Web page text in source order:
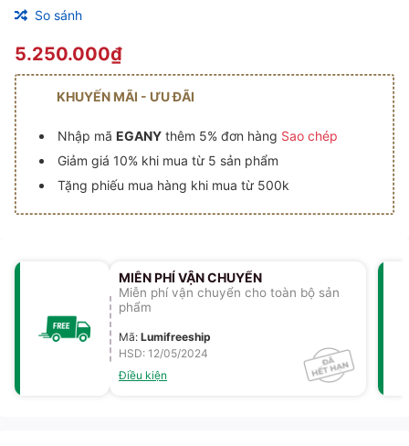
So sánh
5.250.000₫
KHUYẾN MÃI - ƯU ĐÃI
Nhập mã EGANYthêm 5% đơn hàng Sao chép
Giảm giá 10% khi mua từ 5 sản phẩm
Tặng phiếu mua hàng khi mua từ 500k
MIỄN PHÍ VẬN CHUYỂN
Miễn phí vận chuyển cho toàn bộ sản
phẩm
Mã: Lumifreeship
HSD: 12/05/2024
Điều kiện